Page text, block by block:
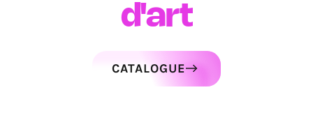
d'art
CATALOGUE